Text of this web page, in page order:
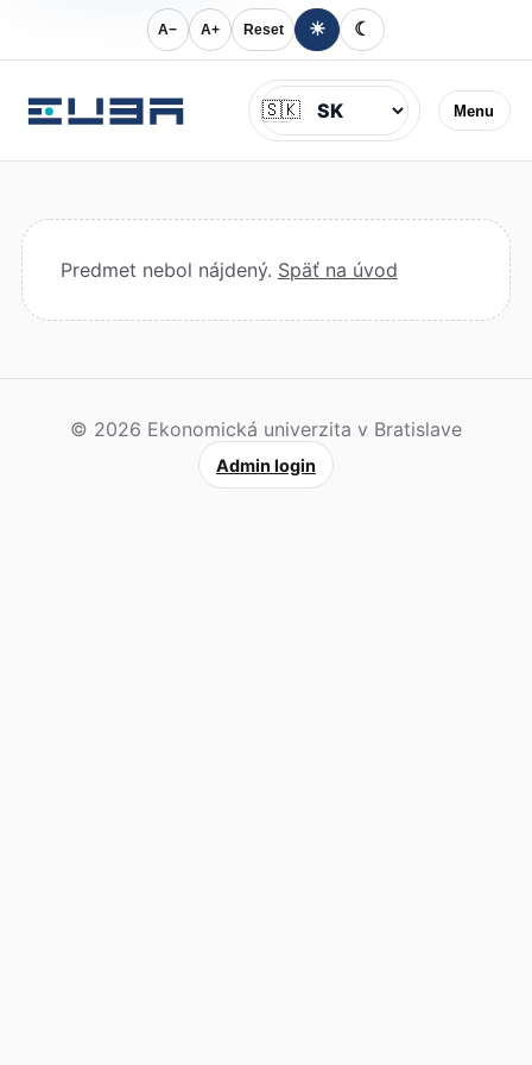
A− A+ Reset ☀ ☾
Menu
Jazyk
🇸🇰
Predmet nebol nájdený. Späť na úvod
© 2026 Ekonomická univerzita v Bratislave
Admin login